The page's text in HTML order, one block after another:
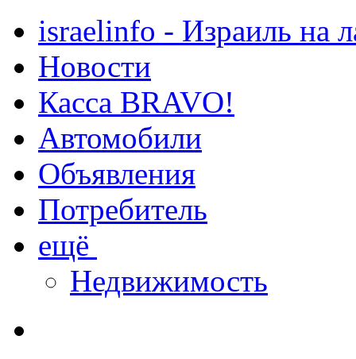
israelinfo - Израиль на
Новости
Касса BRAVO!
Автомобили
Объявления
Потребитель
ещё
Недвижимость